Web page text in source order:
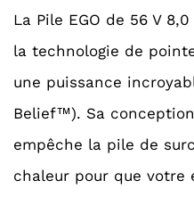
La Pile EGO de 56 V
la technologie de
une puissance
Belief™). Sa
empêche la pile de
chaleur pour que votre